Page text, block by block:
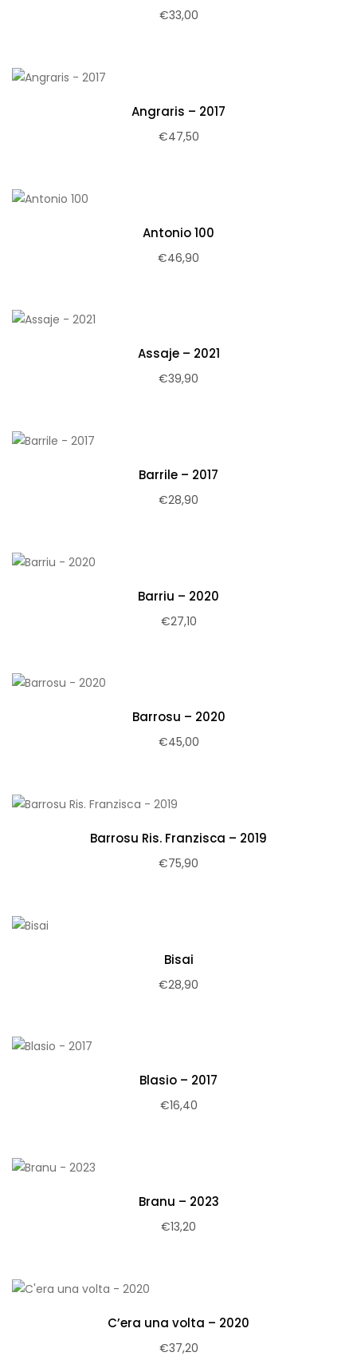
Vini rosati
CONTATTI
€33,00
Angraris – 2017
€47,50
Antonio 100
€46,90
Assaje – 2021
€39,90
Barrile – 2017
€28,90
Barriu – 2020
€27,10
Barrosu – 2020
€45,00
Barrosu Ris. Franzisca – 2019
€75,90
Bisai
€28,90
Blasio – 2017
€16,40
Branu – 2023
€13,20
C’era una volta – 2020
€37,20